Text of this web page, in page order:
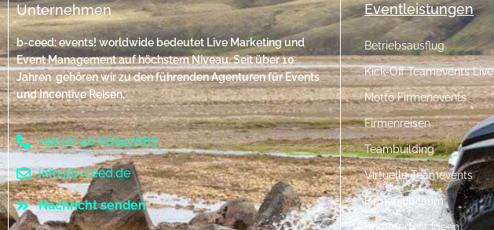
Unternehmen
b-ceed: events! worldwide bedeutet Live Marketing und
Event Management auf höchstem Niveau. Seit über 10
Jahren gehören wir zu den führenden Agenturen für Events
und Incentive Reisen.
+49 (0) 40 60942883
info@b-ceed.de
Nachricht senden
Eventleistungen
Betriebsausflug
Kick-Off Teamevents Live
Motto Firmenevents
Firmenreisen
Teambuilding
Virtuelle Teamevents
Firmenjubiläum
Sommerfest Ideen